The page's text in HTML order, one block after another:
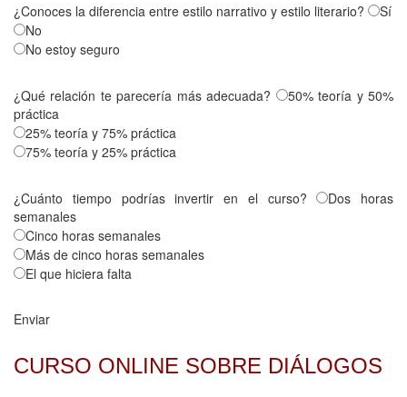
¿Conoces la diferencia entre estilo narrativo y estilo literario?
Sí
No
No estoy seguro
¿Qué relación te parecería más adecuada?
50% teoría y 50%
práctica
25% teoría y 75% práctica
75% teoría y 25% práctica
¿Cuánto tiempo podrías invertir en el curso?
Dos horas
semanales
Cinco horas semanales
Más de cinco horas semanales
El que hiciera falta
Enviar
CURSO ONLINE SOBRE DIÁLOGOS